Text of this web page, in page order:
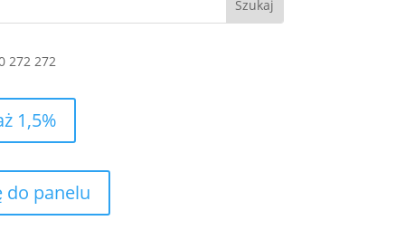
272 272
1,5%
do panelu